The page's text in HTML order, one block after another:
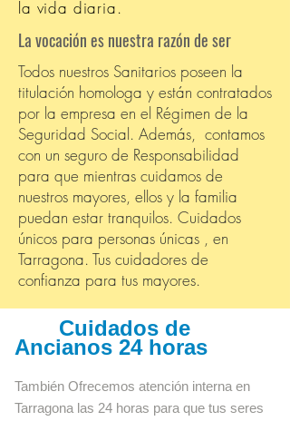
la vida diaria.
La vocación es nuestra razón de ser
Todos nuestros Sanitarios poseen la
titulación homologa y están contratados
por la empresa en el Régimen de la
Seguridad Social. Además, contamos
con un seguro de Responsabilidad
para que mientras cuidamos de
nuestros mayores, ellos y la familia
puedan estar tranquilos. Cuidados
únicos para personas únicas , en
Tarragona. Tus cuidadores de
confianza para tus mayores.
Cuidados de
Ancianos 24 horas
También Ofrecemos atención interna en
Tarragona las 24 horas para que tus seres